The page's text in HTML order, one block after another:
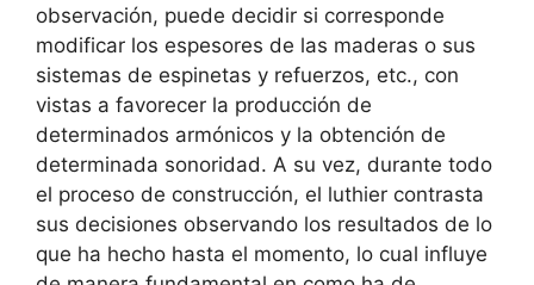
observación, puede decidir si corresponde
modificar los espesores de las maderas o sus
sistemas de espinetas y refuerzos, etc., con
vistas a favorecer la producción de
determinados armónicos y la obtención de
determinada sonoridad. A su vez, durante todo
el proceso de construcción, el luthier contrasta
sus decisiones observando los resultados de lo
que ha hecho hasta el momento, lo cual influye